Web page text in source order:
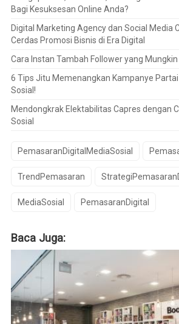
Bagi Kesuksesan Online Anda?
Digital Marketing Agency dan Social Media
Cerdas Promosi Bisnis di Era Digital
Cara Instan Tambah Follower yang
6 Tips Jitu Memenangkan Kampanye
Sosial!
Mendongkrak Elektabilitas Capres dengan
Sosial
PemasaranDigitalMediaSosial
TrendPemasaran
MediaSosial PemasaranDigital
Baca Juga: